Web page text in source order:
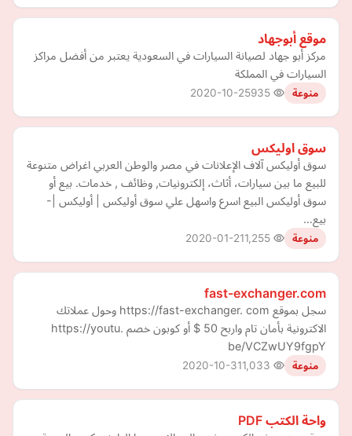
موقع أبوجهاد
مركز أبو جهاد لصيانة السيارات في السعودية يعتبر من أفضل مراكز
السيارات في المملكة
منوعة 2020-10-25
سوق اوليكس
سوق أوليكس آلاف الإعلانات في مصر والوطن العربي اغراض متنوعة
للبيع ما بين سيارات، أثاث، إلكترونيات, وظائف , خدمات. بيع أو
سوق أوليكس البيع اسرع واسهل علي سوق أوليكس | أوليكس |-
بيع…
منوعة 2020-01-21
fast-exchanger.com
سجل بموقع https://fast-exchanger. com وحول عملاتك
الاكترونية بأمان تام واربح 50 $ أو كوبون خصم https://youtu.
be/VCZwUY9fgpY
منوعة 2020-10-31
واحة الكتب PDF